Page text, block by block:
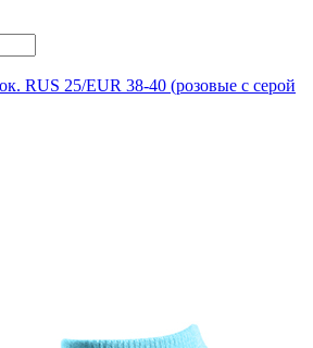
RUS 25/EUR 38-40 (розовые с серой